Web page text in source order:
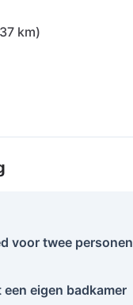
km)
voor twee personen
een eigen badkamer